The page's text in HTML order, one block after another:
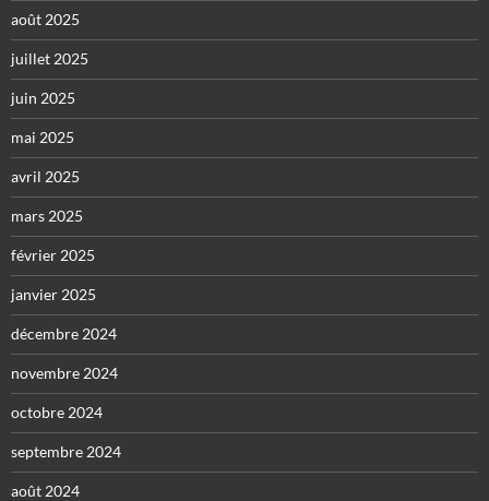
août 2025
juillet 2025
juin 2025
mai 2025
avril 2025
mars 2025
février 2025
janvier 2025
décembre 2024
novembre 2024
octobre 2024
septembre 2024
août 2024